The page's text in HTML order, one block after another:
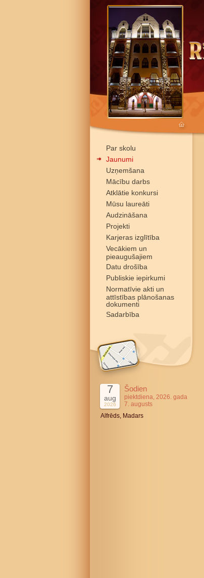
Par skolu
Jaunumi
Uzņemšana
Mācību darbs
Atklātie konkursi
Mūsu laureāti
Audzināšana
Projekti
Karjeras izglītība
Vecākiem un
pieaugušajiem
Datu drošība
Publiskie iepirkumi
Normatīvie akti un
attīstības plānošanas
dokumenti
Sadarbība
7
aug
2026
Šodien
piektdiena, 2026. gada
7. augusts
Alfrēds, Madars